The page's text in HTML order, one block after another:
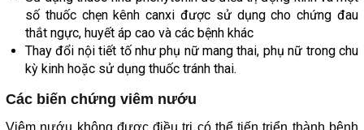
số thuốc chẹn kênh canxi được sử dụng cho chứng đau
thắt ngực, huyết áp cao và các bệnh khác
Thay đổi nội tiết tố như phụ nữ mang thai, phụ nữ trong chu
kỳ kinh hoặc sử dụng thuốc tránh thai.
Các biến chứng viêm nướu